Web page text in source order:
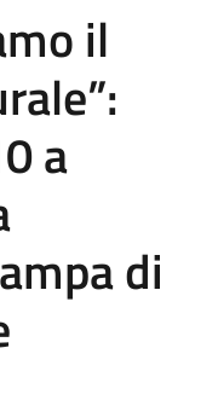
il
a
di